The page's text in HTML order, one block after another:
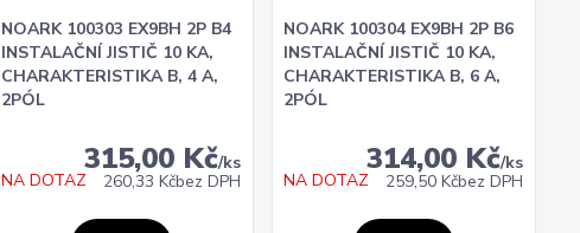
NOARK 100303 EX9BH 2P B4
INSTALAČNÍ JISTIČ 10 KA,
CHARAKTERISTIKA B, 4 A,
2PÓL
315,00 Kč/ks
260,33 Kčbez DPH
NA DOTAZ
NOARK 100304 EX9BH 2P B6
INSTALAČNÍ JISTIČ 10 KA,
CHARAKTERISTIKA B, 6 A,
2PÓL
314,00 Kč/ks
259,50 Kčbez DPH
NA DOTAZ